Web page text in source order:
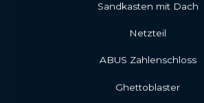
Sandkasten mit Dach
Netzteil
ABUS Zahlenschloss
Ghettoblaster